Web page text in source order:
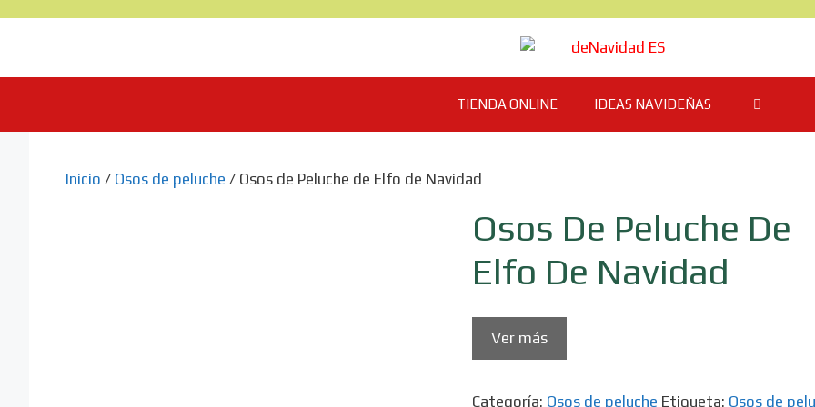
TIENDA ONLINE IDEAS NAVIDEÑAS
Inicio / Osos de peluche / Osos de Peluche de Elfo de Navidad
Osos De Peluche De
Elfo De Navidad
Ver más
Categoría: Osos de peluche Etiqueta: Osos de